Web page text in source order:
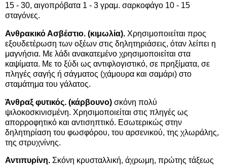
15 - 30, αιγοπρόβατα 1 - 3 γραμ. σαρκοφάγο 10 - 15
σταγόνες.
Ανθρακικό Ασβέστιο. (κιμωλία). Χρησιμοποιείται προς
εξουδετέρωση των οξέων στις δηλητηριάσεις, όταν λείπει η
μαγνήσια. Με λάδι ανακατεμένο χρησιμοποιείται στα
καψίματα. Με το ξύδι ως αντιφλογιστικό, σε πρηξίματα, σε
πληγές σαγής ή σάγματος (χάμουρα και σαμάρι) στο
σταμάτημα του γάλατος.
Άνθραξ φυτικός. (κάρβουνο) σκόνη πολύ
ψιλοκοσκινισμένη. Χρησιμοποιείται στις πληγές ως
απορροφητικό και αντισηπτικό. Εσωτερικώς στην
δηλητηρίαση του φωσφόρου, του αρσενικού, της χλωράλης,
της στρυχνίνης.
Αντιπυρίνη. Σκόνη κρυσταλλική, άχρωμη, πρώτης τάξεως